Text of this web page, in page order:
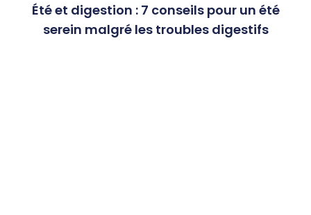
Été et digestion : 7 conseils pour un été
serein malgré les troubles digestifs